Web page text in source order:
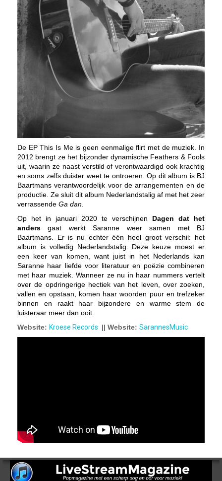
De EP This Is Me is geen eenmalige flirt met de muziek. In
2012 brengt ze het bijzonder dynamische Feathers & Fools
uit, waarin ze naast verstild of verontwaardigd ook krachtig
en soms zelfs duister weet te ontroeren. Op dit album is BJ
Baartmans verantwoordelijk voor de arrangementen en de
productie. Ze sluit dit album Nederlandstalig af met het zeer
verrassende Ga dan
Op het in januari 2020 te verschijnen Dagen dat het
anders gaat werkt Saranne weer samen met BJ
Baartmans. Er is nu echter één heel groot verschil: het
album is volledig Nederlandstalig. Deze keuze moest er
een keer van komen, want juist in het Nederlands kan
Saranne haar liefde voor literatuur en poëzie combineren
met haar muziek. Wanneer ze nu in haar nummers vertelt
over de opdringerige hectiek van het leven, over zoeken,
vallen en opstaan, komen haar woorden puur en trefzeker
binnen en raakt haar bijzondere en warme stem de
luisteraar meer dan ooit.
Website: Kroese Records || Website: SarannesMusic